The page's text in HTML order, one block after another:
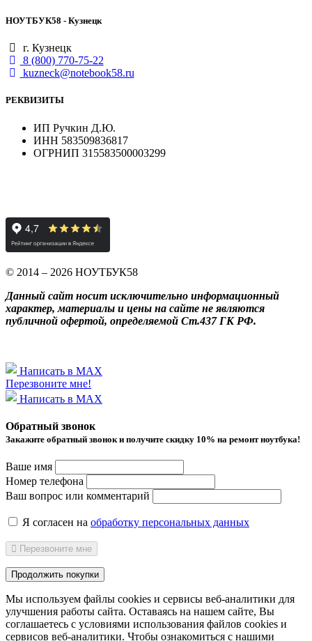
НОУТБУК58 - Кузнецк
г. Кузнецк
8 (800) 770-75-22
kuzneck@notebook58.ru
РЕКВИЗИТЫ
ИП Ручкин Д.Ю.
ИНН 583509836817
ОГРНИП 315583500003299
© 2014 – 2026 НОУТБУК58
Данный сайт носит исключительно информационный
характер, материалы и цены на сайте не являются
публичной офертой, определяемой Ст.437 ГК РФ.
Написать в MAX
Перезвоните мне!
Написать в MAX
Обратный звонок
Закажите обратный звонок и получитe скидку 10% на ремонт ноутбука!
Ваше имя
Номер телефона
Ваш вопрос или комментарий
Я согласен на обработку персональных данных
Перезвоните мне
Продолжить покупки
Мы используем файлы cookies и сервисы веб-аналитики для
улучшения работы сайта. Оставаясь на нашем сайте, Вы
соглашаетесь с условиями использования файлов cookies и
сервисов веб-аналитики. Чтобы ознакомиться с нашими